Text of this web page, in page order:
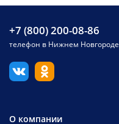
+7 (800) 200-08-86
телефон в Нижнем Новгороде
О компании